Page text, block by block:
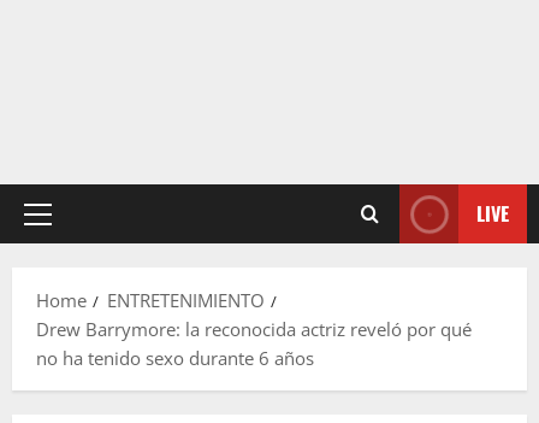
Primary
LIVE
Home
ENTRETENIMIENTO
Drew Barrymore: la reconocida actriz reveló por qué
no ha tenido sexo durante 6 años